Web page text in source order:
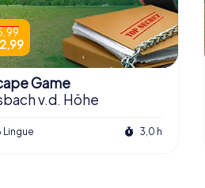
Game
v.d. Höhe
Lingue 3,0 h